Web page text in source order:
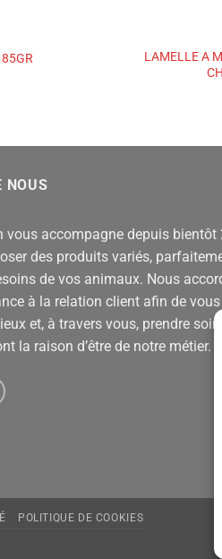
LAMELLE A
NOUS
vous accompagne depuis bientôt
des produits variés,
de vos animaux. Nous
à la relation client afin de vous
et, à travers vous, prendre soin
la raison d’être de notre métier.
POLITIQUE DE COOKIES